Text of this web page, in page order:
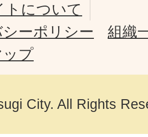
トについて
ーポリシー
組織
プ
City. All Rights